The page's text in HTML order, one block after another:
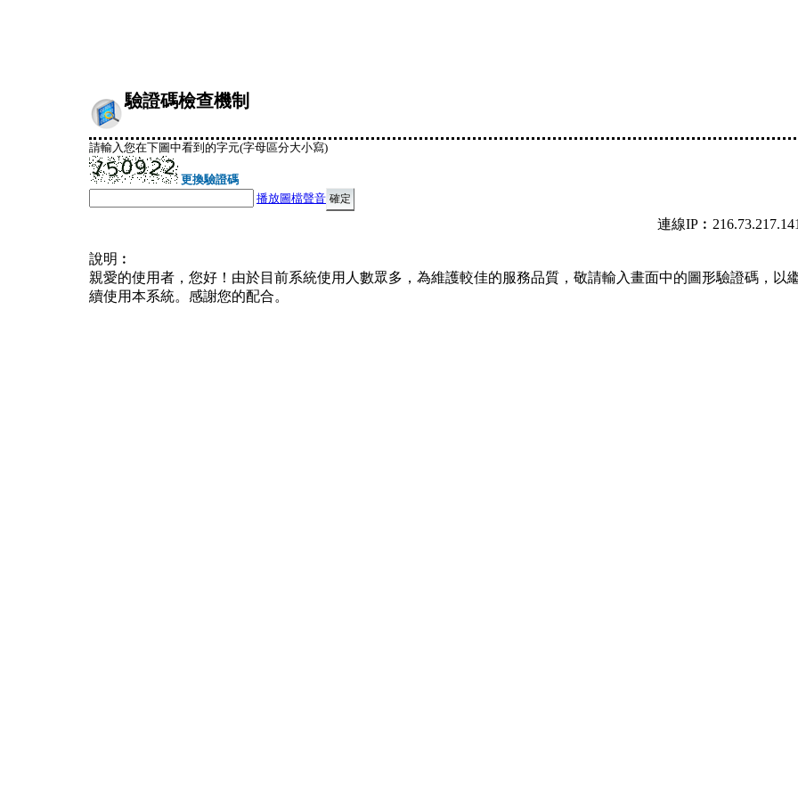
驗證碼檢查機制
請輸入您在下圖中看到的字元(字母區分大小寫)
更換驗證碼
播放圖檔聲音
連線
說明︰
親愛的使用者，您好！由於目前系統使用人數眾多，為維護較佳的服務品質，敬請輸入畫面中的圖形驗證碼，以
續使用本系統。感謝您的配合。